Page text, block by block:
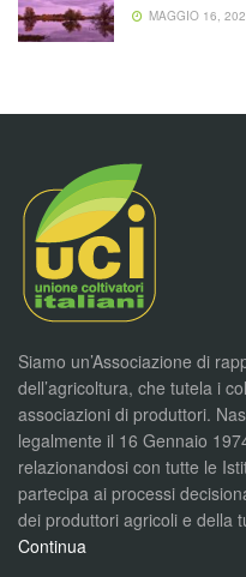
MAGGIO 16,
Siamo un’Associazione di
dell’agricoltura, che tutela i
associazioni di produttori.
legalmente il 16 Gennaio
relazionandosi con tutte le
partecipa ai processi
dei produttori agricoli e della
Continua